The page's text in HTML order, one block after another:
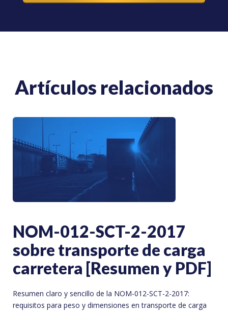
Artículos relacionados
NOM-012-SCT-2-2017
sobre transporte de carga
carretera [Resumen y PDF]
Resumen claro y sencillo de la NOM-012-SCT-2-2017:
requisitos para peso y dimensiones en transporte de carga